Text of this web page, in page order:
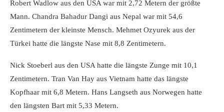
Robert Wadlow aus den USA war mit 2,72 Metern der größte
Mann. Chandra Bahadur Dangi aus Nepal war mit 54,6
Zentimetern der kleinste Mensch. Mehmet Ozyurek aus der
Türkei hatte die längste Nase mit 8,8 Zentimetern.
Nick Stoeberl aus den USA hatte die längste Zunge mit 10,1
Zentimetern. Tran Van Hay aus Vietnam hatte das längste
Kopfhaar mit 6,8 Metern. Hans Langseth aus Norwegen hatte
den längsten Bart mit 5,33 Metern.